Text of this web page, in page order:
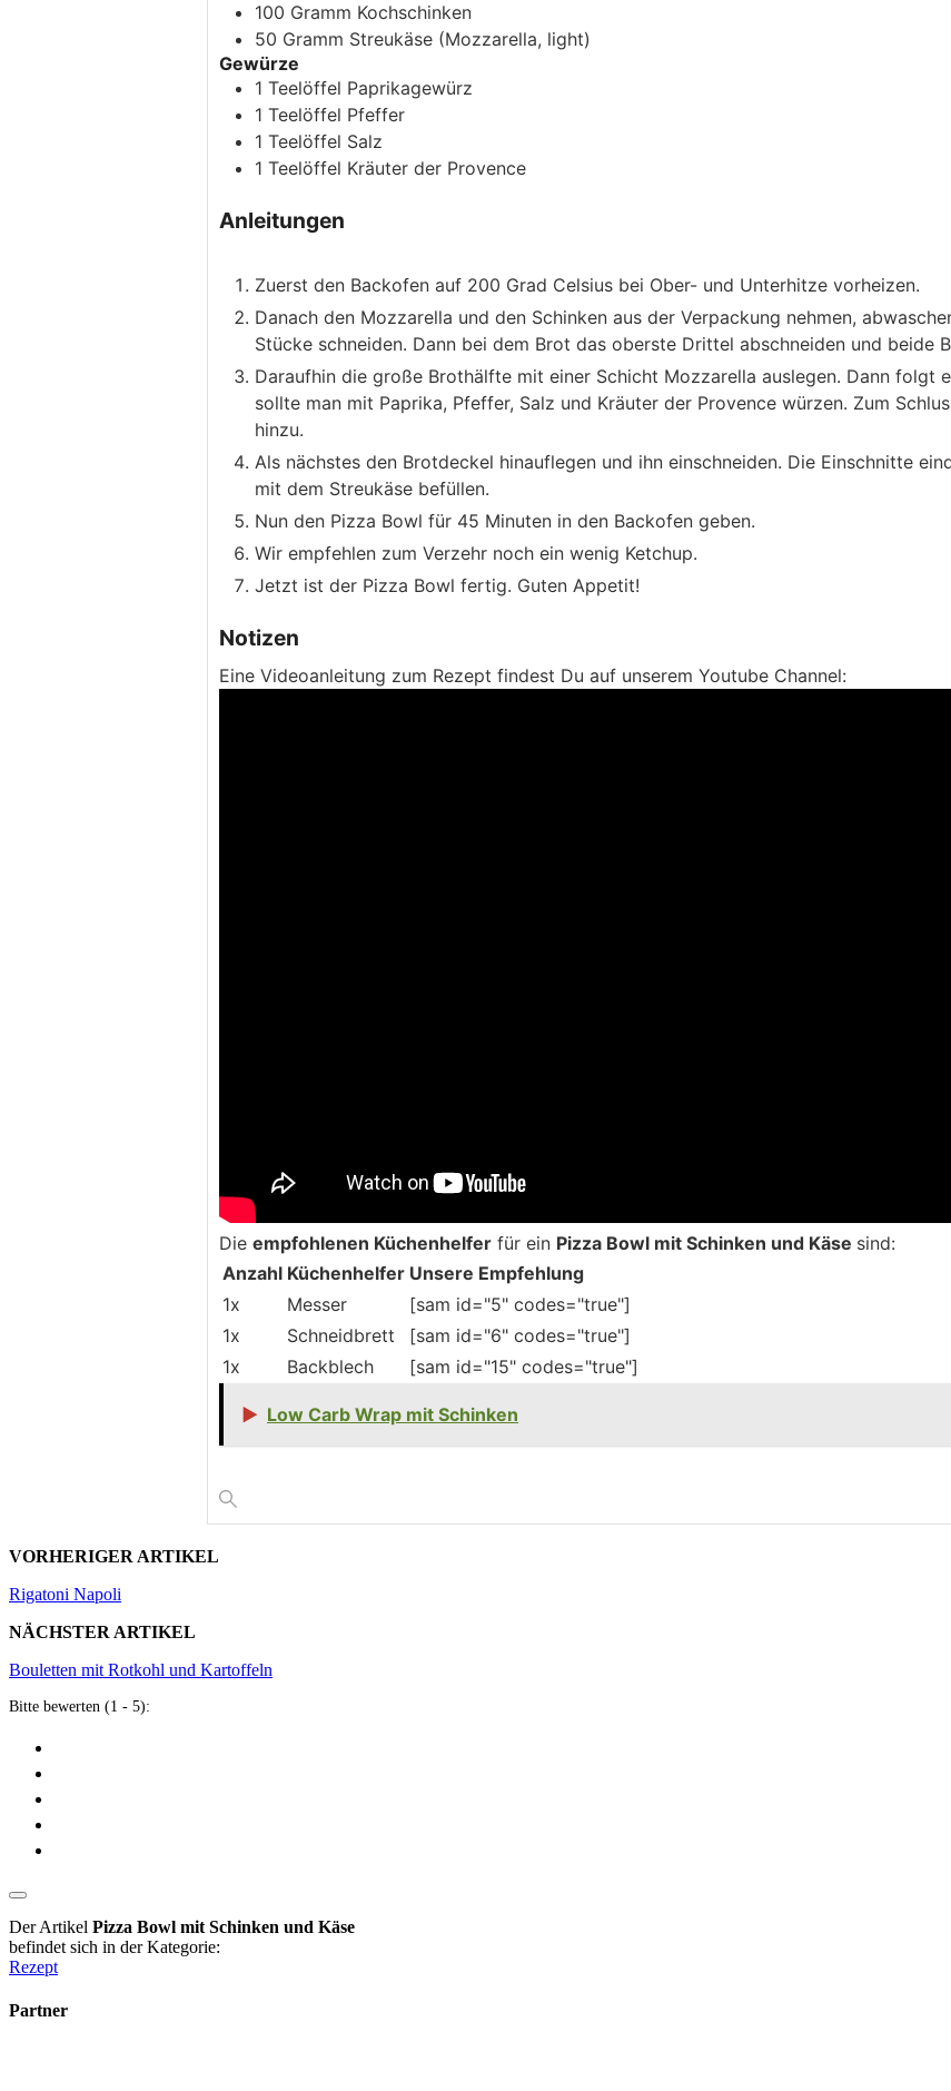
100 Gramm Kochschinken
50 Gramm Streukäse (Mozzarella, light)
Gewürze
1 Teelöffel Paprikagewürz
1 Teelöffel Pfeffer
1 Teelöffel Salz
1 Teelöffel Kräuter der Provence
Anleitungen
Zuerst den Backofen auf 200 Grad Celsius bei Ober- und Unterhitze vorheizen.
Danach den Mozzarella und den Schinken aus der Verpackung nehmen,
Stücke schneiden. Dann bei dem Brot das oberste Drittel abschneiden und beide
Daraufhin die große Brothälfte mit einer Schicht Mozzarella auslegen. Dann folgt
sollte man mit Paprika, Pfeffer, Salz und Kräuter der Provence würzen. Zum
hinzu.
Als nächstes den Brotdeckel hinauflegen und ihn einschneiden. Die Einschnitte
mit dem Streukäse befüllen.
Nun den Pizza Bowl für 45 Minuten in den Backofen geben.
Wir empfehlen zum Verzehr noch ein wenig Ketchup.
Jetzt ist der Pizza Bowl fertig. Guten Appetit!
Notizen
Eine Videoanleitung zum Rezept findest Du auf unserem Youtube Channel:
Die empfohlenen Küchenhelfer für ein Pizza Bowl mit Schinken und Käse sind:
Anzahl Küchenhelfer Unsere Empfehlung
1x
Messer
[sam id="5" codes="true"]
1x
Schneidbrett
[sam id="6" codes="true"]
1x
Backblech [sam id="15" codes="true"]
▶ Low Carb Wrap mit Schinken
VORHERIGER ARTIKEL
Rigatoni Napoli
NÄCHSTER ARTIKEL
Bouletten mit Rotkohl und Kartoffeln
Bitte bewerten (1 - 5):
Der Artikel Pizza Bowl mit Schinken und Käse
befindet sich in der Kategorie:
Rezept
Partner